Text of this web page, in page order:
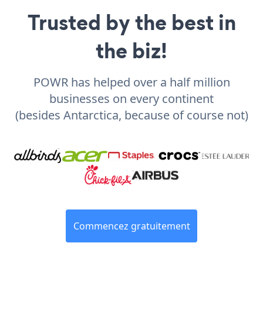
Trusted by the best in
the biz!
POWR has helped over a half million
businesses on every continent
(besides Antarctica, because of course not)
Commencez gratuitement